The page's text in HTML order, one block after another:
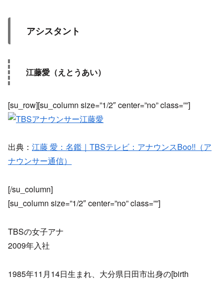
アシスタント
江藤愛（えとうあい）
[su_row][su_column size=”1/2″ center=”no” class=””]
出典： 江藤 愛：名鑑｜TBSテレビ：アナウンスBoo!!（ア
ナウンサー通信）
[/su_column]
[su_column size=”1/2″ center=”no” class=””]
TBSの女子アナ
2009年入社
1985年11月14日生まれ、大分県日田市出身の[birth